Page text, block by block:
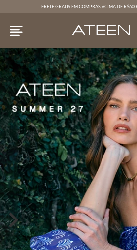
FRETE GRÁTIS EM COMPRAS ACIMA DE R$600